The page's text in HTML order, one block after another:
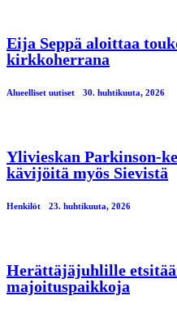
Eija Seppä aloittaa
kirkkoherrana
Alueelliset uutiset 30. huhtikuuta, 2026
Ylivieskan Parkinson-
kävijöitä myös Sievistä
Henkilöt 23. huhtikuuta, 2026
Herättäjäjuhlille
majoituspaikkoja